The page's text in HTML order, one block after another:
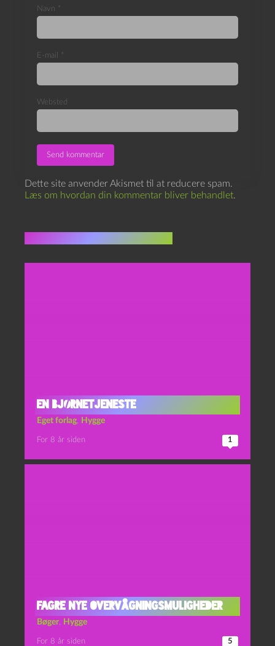
Navn *
E-mail *
Websted
Dette site anvender Akismet til at reducere spam.
Læs om hvordan din kommentar bliver behandlet.
EN BJØRNETJENESTE
Eget forlag Hygge
For 8 år siden 1
Fagre nye overvågningsmuligheder
Bøger Hygge
For 8 år siden 5